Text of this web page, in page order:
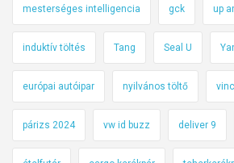
mesterséges intelligencia gck up
induktív töltés Tang Seal U
európai autóipar nyilvános töltő
párizs 2024 vw id buzz deliver 9